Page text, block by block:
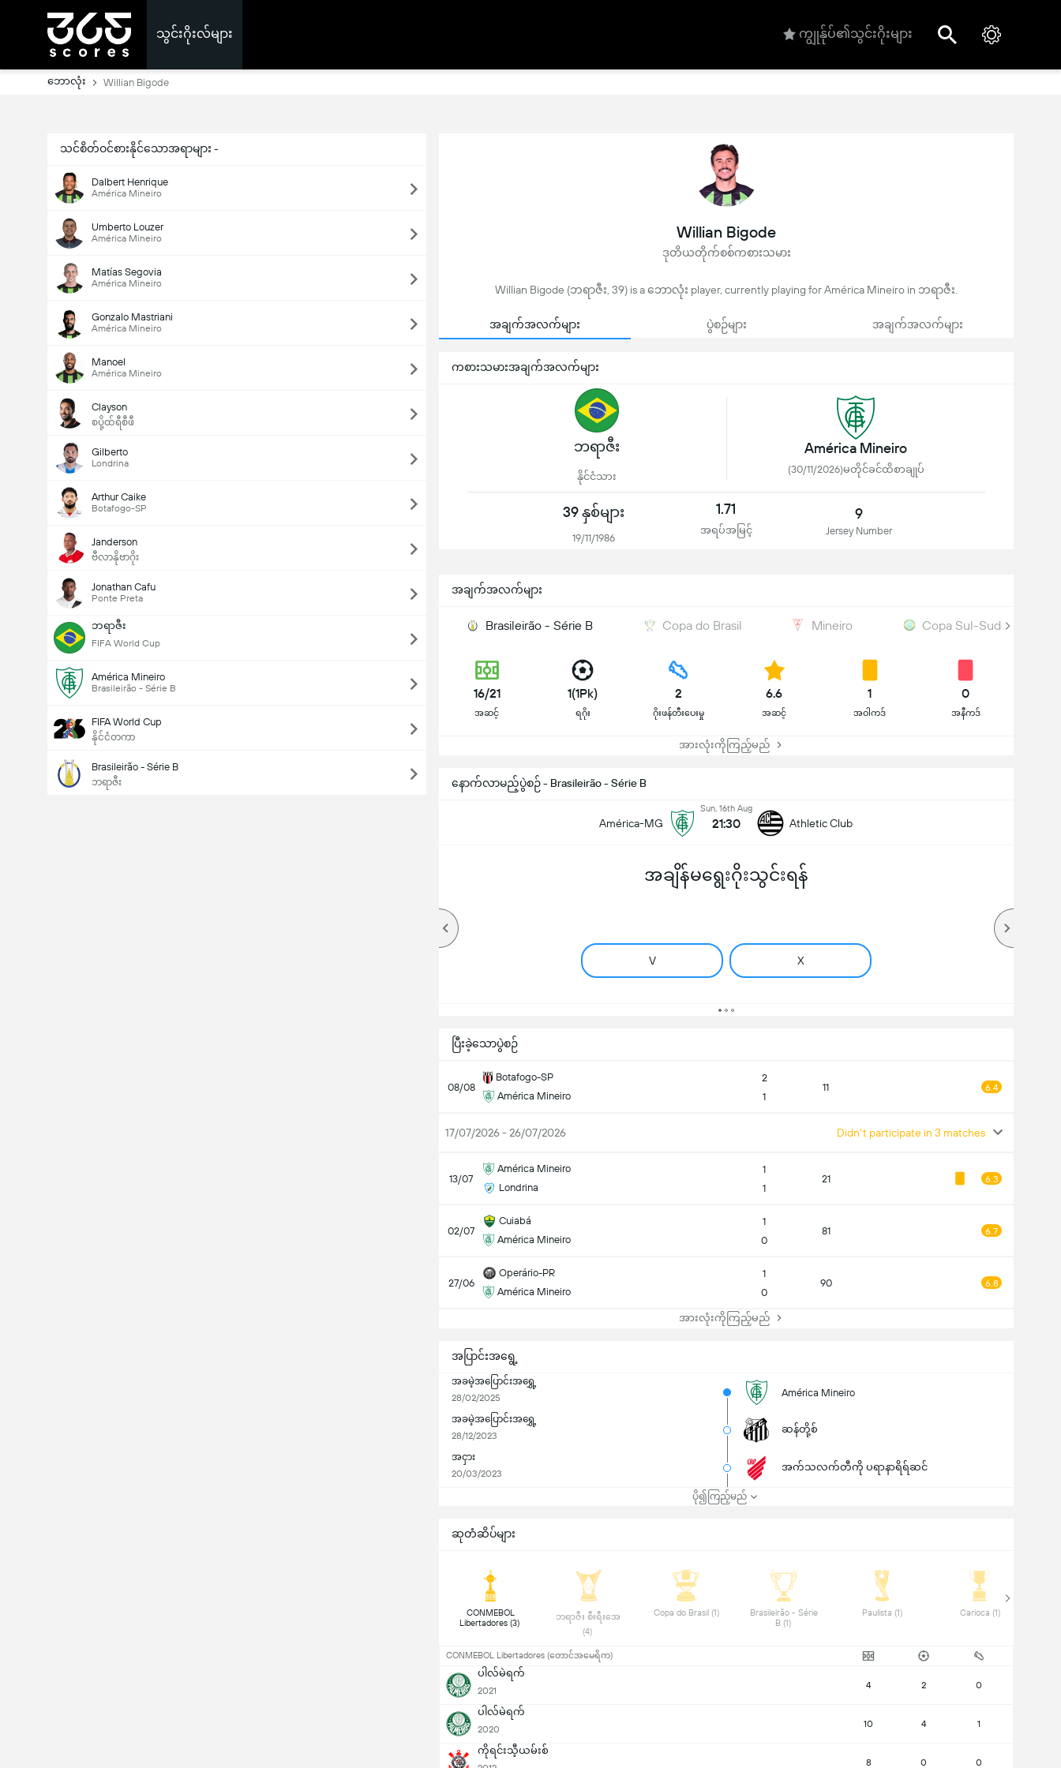
သွင်းဂိုးလ်များ ကျွုန်ုပ်၏သွင်းဂိုးများ
ဘောလုံး Willian Bigode
သင်စိတ်ဝင်စားနိုင်သောအရာများ -
Dalbert Henrique
América Mineiro
Umberto Louzer
América Mineiro
Matías Segovia
América Mineiro
Gonzalo Mastriani
América Mineiro
Manoel
América Mineiro
Clayson
စပို့ထ်ရီစီဖီ
Gilberto
Londrina
Arthur Caike
Botafogo-SP
Janderson
ဗီလာနိုဗာဂိုး
Jonathan Cafu
Ponte Preta
ဘရာဇီး
FIFA World Cup
América Mineiro
Brasileirão - Série B
FIFA World Cup
နိုင်ငံတကာ
Brasileirão - Série B
ဘရာဇီး
Willian Bigode
ဒုတိယတိုက်စစ်ကစားသမား
Willian Bigode (ဘရာဇီး, 39) is a ဘောလုံး player, currently playing for América Mineiro in ဘရာဇီး.
အချက်အလက်များ ပွဲစဉ်များ အချက်အလက်များ
ကစားသမားအချက်အလက်များ
ဘရာဇီး
နိုင်ငံသား
América Mineiro
(30/11/2026)မတိုင်ခင်ထိစာချုပ်
39 နှစ်များ
19/11/1986
1.71
အရပ်အမြင့်
9
Jersey Number
အချက်အလက်များ
Brasileirão - Série B Copa do Brasil Mineiro Copa Sul-Sudeste
16/21
အဆင့်
1(1Pk)
ရဂိုး
2
ဂိုးဖန်တီးပေးမှု
6.6
အဆင့်
1
အဝါကဒ်
0
အနီကဒ်
အားလုံးကိုကြည့်မည်
နောက်လာမည့်ပွဲစဉ် - Brasileirão - Série B
América-MG
Sun, 16th Aug
21:30 Athletic Club
အချိန်မရွေးဂိုးသွင်းရန်
V X
ပြီးခဲ့သောပွဲစဉ်
08/08
Botafogo-SP
América Mineiro
2
1
11 6.4
17/07/2026 - 26/07/2026 Didn't participate in 3 matches
13/07
América Mineiro
Londrina
1
1
21 6.3
02/07
Cuiabá
América Mineiro
1
0
81 6.7
27/06
Operário-PR
América Mineiro
1
0
90 6.8
အားလုံးကိုကြည့်မည်
အပြာင်းအရွေ့
အခမဲ့အပြောင်းအရွှေ့
28/02/2025
América Mineiro
အခမဲ့အပြောင်းအရွှေ့
28/12/2023
ဆန်တို့စ်
အငှား
20/03/2023
အက်သလက်တီကို ပရာနာရိရ်ဆင်
ပို၍ကြည့်မည်
ဆုတံဆိပ်များ
CONMEBOL
Libertadores (3)
ဘရာဇီး စီးရီးအေ
(4)
Copa do Brasil (1)
Brasileirão - Série
B (1)
Paulista (1) Carioca (1)
CONMEBOL Libertadores (တောင်အမေရိက)
ပါလ်မဲရက်
2021 4 2 0
ပါလ်မဲရက်
2020 10 4 1
ကိုရင်းသီ့ယမ်းစ်
8 0 0